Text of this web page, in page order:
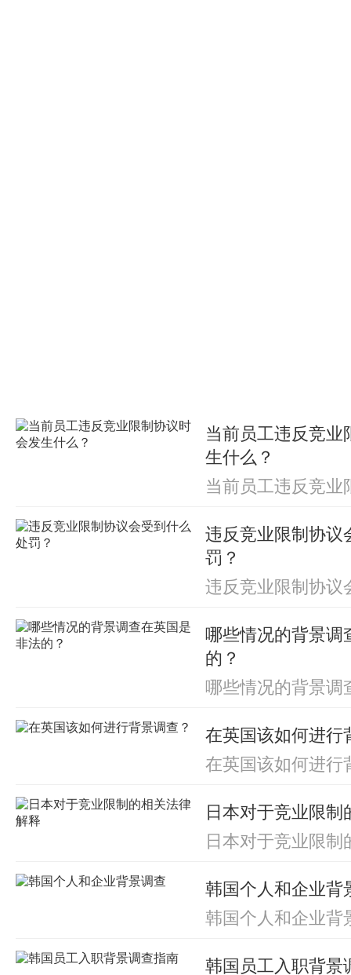
当前员工违反竞业
生什么？
当前员工违反竞业
违反竞业限制协议
罚？
违反竞业限制协议
哪些情况的背景调
的？
哪些情况的背景调
在英国该如何进行
在英国该如何进行
日本对于竞业限制
日本对于竞业限制
韩国个人和企业背
韩国个人和企业背
韩国员工入职背景